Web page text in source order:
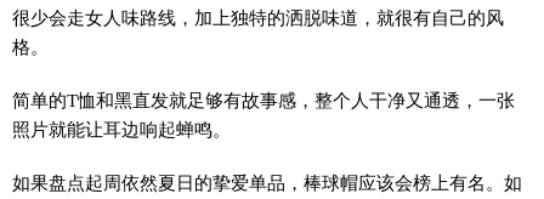
很少会走女人味路线，加上独特的洒脱味道，就很有自己的风
格。
简单的T恤和黑直发就足够有故事感，整个人干净又通透，一张
照片就能让耳边响起蝉鸣。
如果盘点起周依然夏日的挚爱单品，棒球帽应该会榜上有名。如